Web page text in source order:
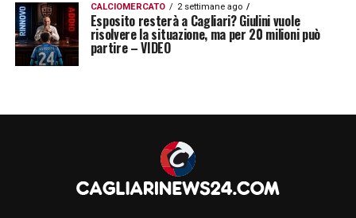
CALCIOMERCATO 2 settimane ago
Esposito resterà a Cagliari? Giulini vuole
risolvere la situazione, ma per 20 milioni può
partire – VIDEO